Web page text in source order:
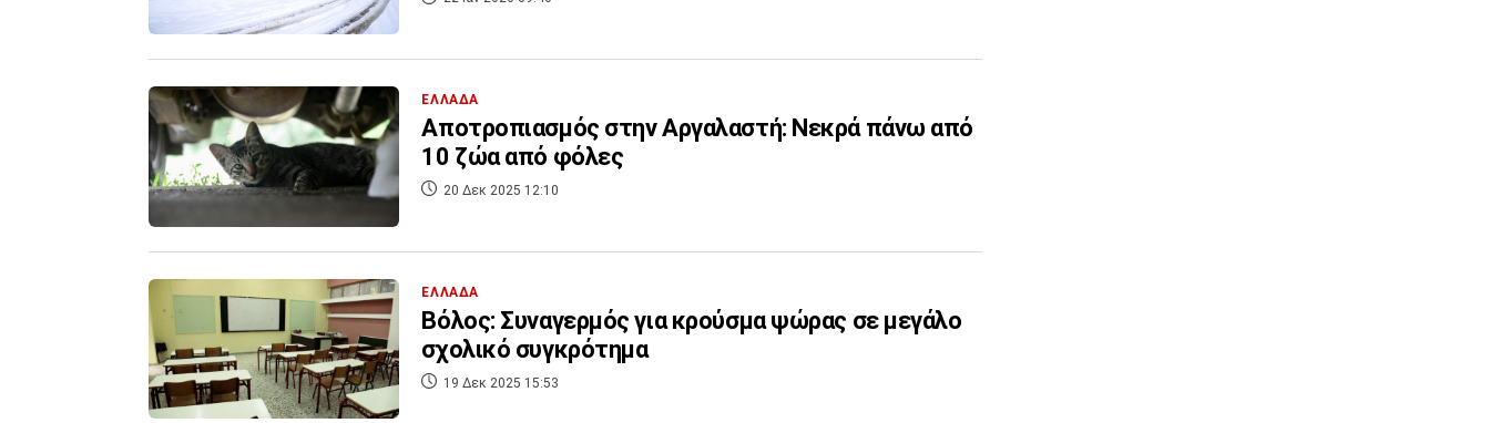
ΕΛΛΑΔΑ
Αποτροπιασμός στην Αργαλαστή: Νεκρά πάνω από
10 ζώα από φόλες
20 Δεκ 2025 12:10
ΕΛΛΑΔΑ
Βόλος: Συναγερμός για κρούσμα ψώρας σε μεγάλο
σχολικό συγκρότημα
19 Δεκ 2025 15:53